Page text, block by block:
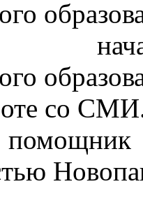
со
помощник